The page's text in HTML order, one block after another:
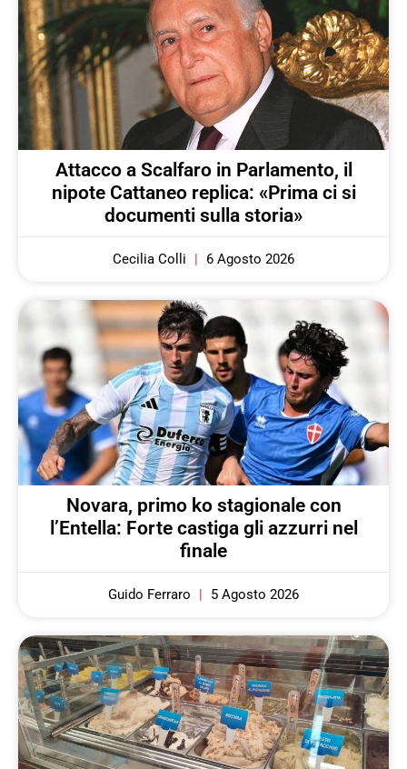
Attacco a Scalfaro in Parlamento, il
nipote Cattaneo replica: «Prima ci si
documenti sulla storia»
Cecilia Colli 6 Agosto 2026
Novara, primo ko stagionale con
l’Entella: Forte castiga gli azzurri nel
finale
Guido Ferraro 5 Agosto 2026